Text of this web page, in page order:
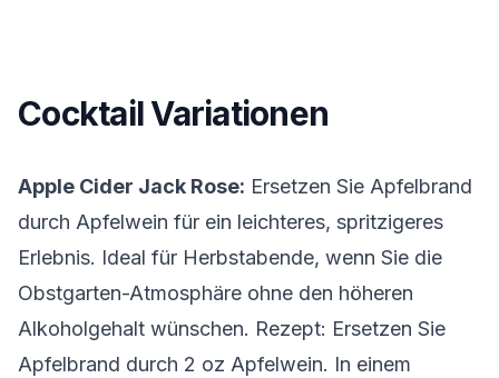
Cocktail Variationen
Apple Cider Jack Rose: Ersetzen Sie Apfelbrand
durch Apfelwein für ein leichteres, spritzigeres
Erlebnis. Ideal für Herbstabende, wenn Sie die
Obstgarten-Atmosphäre ohne den höheren
Alkoholgehalt wünschen. Rezept: Ersetzen Sie
Apfelbrand durch 2 oz Apfelwein. In einem